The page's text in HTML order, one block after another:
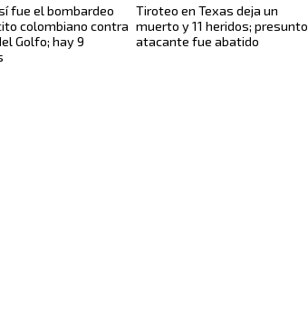
fue el bombardeo
colombiano contra
Golfo; hay 9
Tiroteo en Texas deja un
muerto y 11 heridos; presunto
atacante fue abatido